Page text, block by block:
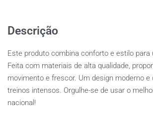
Descrição
Este produto combina conforto e estilo para
Feita com materiais de alta qualidade,
movimento e frescor. Um design moderno e
treinos intensos. Orgulhe-se de usar o
nacional!